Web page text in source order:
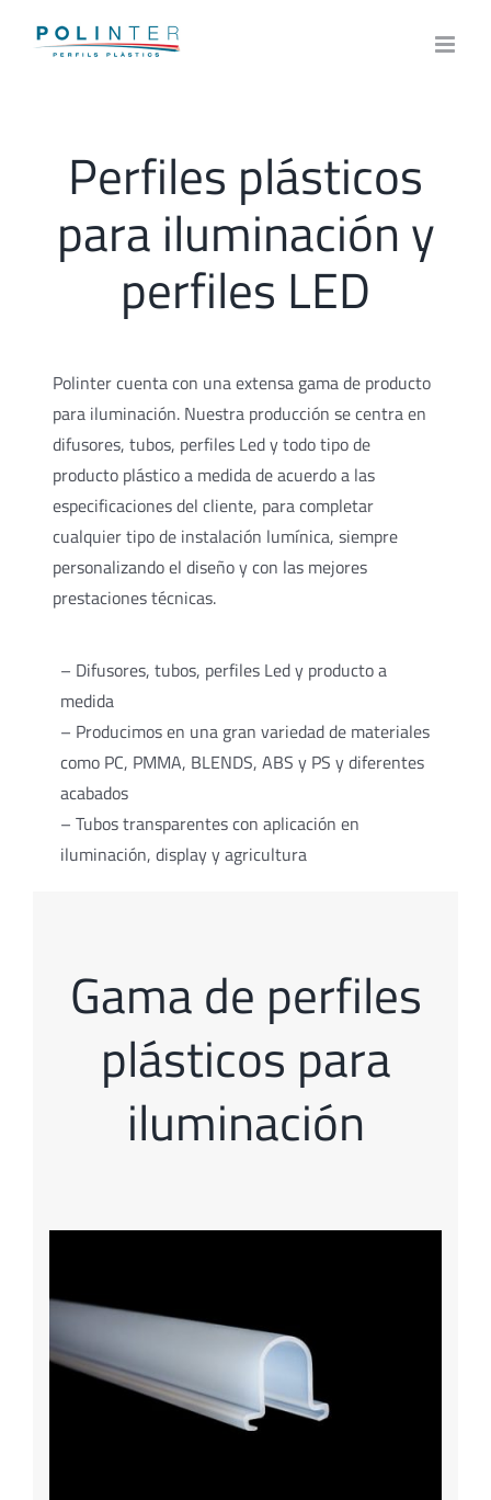
Perfiles plásticos
para iluminación y
perfiles LED
Polinter cuenta con una extensa gama de producto
para iluminación. Nuestra producción se centra en
difusores, tubos, perfiles Led y todo tipo de
producto plástico a medida de acuerdo a las
especificaciones del cliente, para completar
cualquier tipo de instalación lumínica, siempre
personalizando el diseño y con las mejores
prestaciones técnicas.
– Difusores, tubos, perfiles Led y producto a
medida
– Producimos en una gran variedad de materiales
como PC, PMMA, BLENDS, ABS y PS y diferentes
acabados
– Tubos transparentes con aplicación en
iluminación, display y agricultura
Gama de perfiles
plásticos para
iluminación